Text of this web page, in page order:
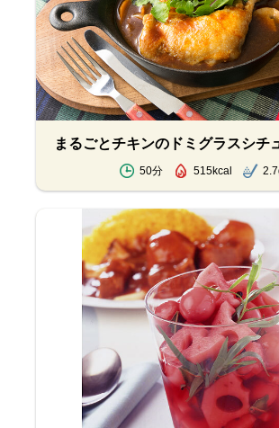
まるごとチキンのドミグラスシチ
50分 515kcal